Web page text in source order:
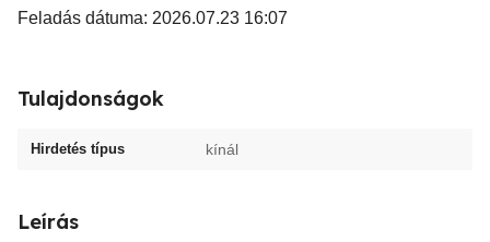
Feladás dátuma: 2026.07.23 16:07
Tulajdonságok
Hirdetés típus kínál
Leírás